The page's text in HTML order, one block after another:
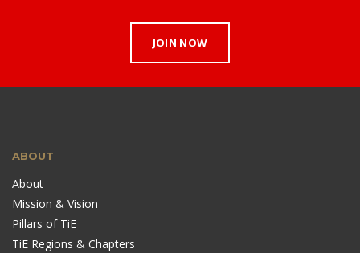
JOIN NOW
ABOUT
About
Mission & Vision
Pillars of TiE
TiE Regions & Chapters